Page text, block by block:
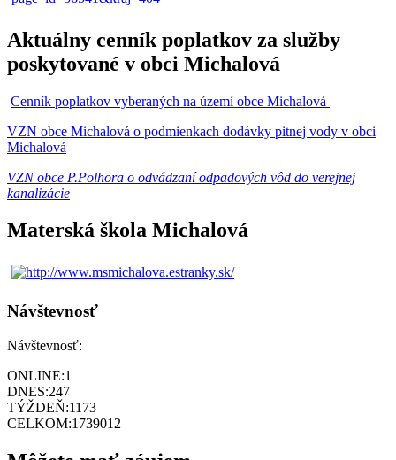
Aktuálny cenník poplatkov za služby
poskytované v obci Michalová
Cenník poplatkov vyberaných na území obce Michalová
VZN obce Michalová o podmienkach dodávky pitnej vody v obci
Michalová
VZN obce P.Polhora o odvádzaní odpadových vôd do verejnej
kanalizácie
Materská škola Michalová
Návštevnosť
Návštevnosť:
ONLINE:1
DNES:247
TÝŽDEŇ:1173
CELKOM:1739012